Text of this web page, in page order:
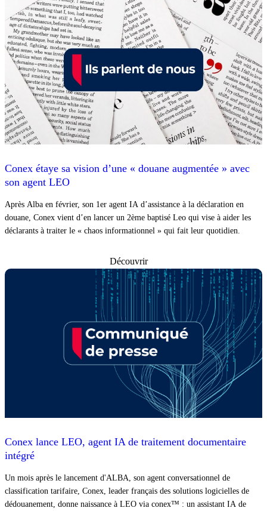
Conex étaye sa vision d’une « douane augmentée » avec
son agent LEO
Après Alba en février, son 1er agent IA d’assistance à la déclaration en
douane, Conex vient d’en lancer un 2ème baptisé Leo qui vise à aider les
déclarants à traiter le « chaos informationnel » qui fait leur quotidien.
Découvrir
Conex lance LEO, agent IA de traitement documentaire
intégré
Un mois après le lancement d'ALBA, son agent conversationnel de
classification tarifaire, Conex, leader français des solutions logicielles de
dédouanement, donne naissance à LEO via conex™ : un assistant IA de